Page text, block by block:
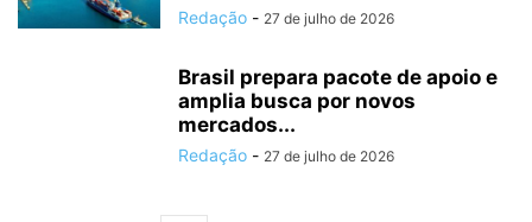
Redação - 27 de julho de 2026
Brasil prepara pacote de apoio e
amplia busca por novos
mercados...
Redação - 27 de julho de 2026